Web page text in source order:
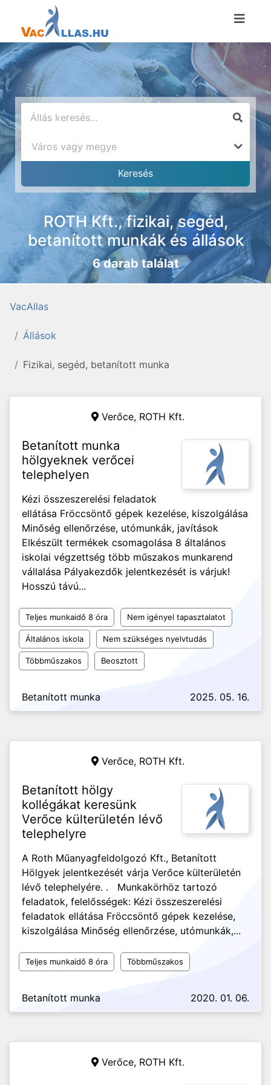
ROTH Kft., fizikai, segéd,
betanított munkák és állások
6 darab találat
VacAllas
Állások
Fizikai, segéd, betanított munka
Verőce, ROTH Kft.
Betanított munka
hölgyeknek verőcei
telephelyen
Kézi összeszerelési feladatok
ellátása Fröccsöntő gépek kezelése, kiszolgálása
Minőség ellenőrzése, utómunkák, javítások
Elkészült termékek csomagolása 8 általános
iskolai végzettség több műszakos munkarend
vállalása Pályakezdők jelentkezését is várjuk!
Hosszú távú...
Teljes munkaidő 8 óra Nem igényel tapasztalatot
Általános iskola Nem szükséges nyelvtudás
Többműszakos Beosztott
Betanított munka 2025. 05. 16.
Verőce, ROTH Kft.
Betanított hölgy
kollégákat keresünk
Verőce külterületén lévő
telephelyre
A Roth Műanyagfeldolgozó Kft., Betanított
Hölgyek jelentkezését várja Verőce külterületén
lévő telephelyére. . Munkakörhöz tartozó
feladatok, felelősségek: Kézi összeszerelési
feladatok ellátása Fröccsöntő gépek kezelése,
kiszolgálása Minőség ellenőrzése, utómunkák,...
Teljes munkaidő 8 óra Többműszakos
Betanított munka 2020. 01. 06.
Verőce, ROTH Kft.